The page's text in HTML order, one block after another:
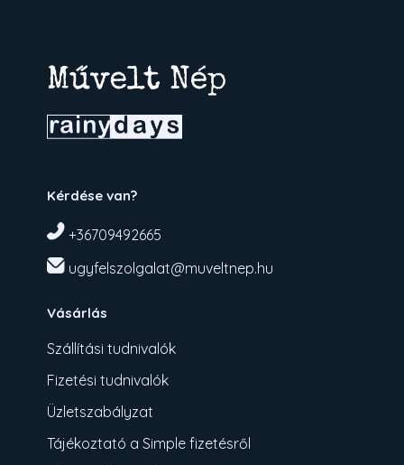
Kérdése van?
+36709492665
ugyfelszolgalat@muveltnep.hu
Vásárlás
Szállítási tudnivalók
Fizetési tudnivalók
Üzletszabályzat
Tájékoztató a Simple fizetésről